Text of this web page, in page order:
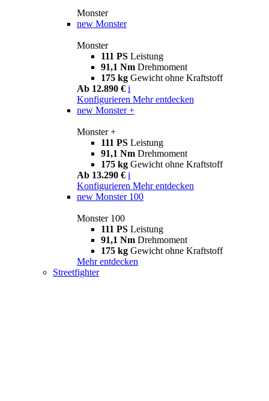
Monster
new Monster
Monster
111 PS Leistung
91,1 Nm Drehmoment
175 kg Gewicht ohne Kraftstoff
Ab 12.890 € i
Konfigurieren Mehr entdecken
new Monster +
Monster +
111 PS Leistung
91,1 Nm Drehmoment
175 kg Gewicht ohne Kraftstoff
Ab 13.290 € i
Konfigurieren Mehr entdecken
new Monster 100
Monster 100
111 PS Leistung
91,1 Nm Drehmoment
175 kg Gewicht ohne Kraftstoff
Mehr entdecken
Streetfighter